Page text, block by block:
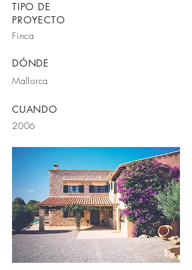
TIPO DE
PROYECTO
Finca
DÓNDE
Mallorca
CUANDO
2006